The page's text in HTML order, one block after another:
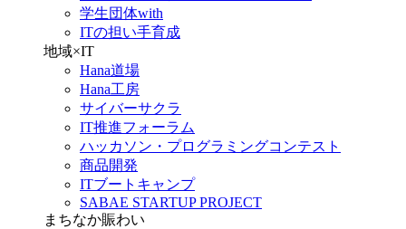
学生団体with
ITの担い手育成
地域×IT
Hana道場
Hana工房
サイバーサクラ
IT推進フォーラム
ハッカソン・プログラミングコンテスト
商品開発
ITブートキャンプ
SABAE STARTUP PROJECT
まちなか賑わい